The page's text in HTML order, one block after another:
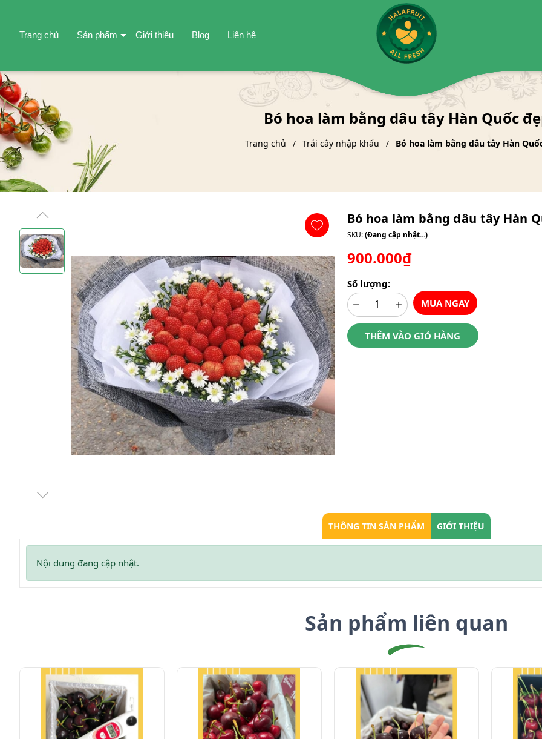
Trang chủ Sản phẩm Giới thiệu Blog Liên hệ
Bó hoa làm bằng dâu tây Hàn Quốc
Trang chủ Trái cây nhập khẩu Bó hoa làm bằng dâu tây Hàn
Bó hoa làm bằng dâu tây Hàn
SKU:(Đang cập nhật...)
900.000₫
Số lượng:
MUA NGAY
THÊM VÀO GIỎ HÀNG
THÔNG TIN SẢN PHẨM GIỚI THIỆU
Nội dung đang cập nhật.
Sản phẩm liên quan